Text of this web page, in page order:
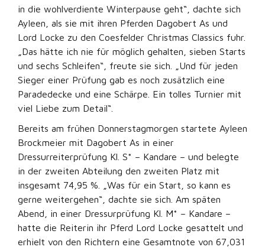
in die wohlverdiente Winterpause geht“, dachte sich
Ayleen, als sie mit ihren Pferden Dagobert As und
Lord Locke zu den Coesfelder Christmas Classics fuhr.
„Das hätte ich nie für möglich gehalten, sieben Starts
und sechs Schleifen“, freute sie sich. „Und für jeden
Sieger einer Prüfung gab es noch zusätzlich eine
Paradedecke und eine Schärpe. Ein tolles Turnier mit
viel Liebe zum Detail“.
Bereits am frühen Donnerstagmorgen startete Ayleen
Brockmeier mit Dagobert As in einer
Dressurreiterprüfung Kl. S* – Kandare – und belegte
in der zweiten Abteilung den zweiten Platz mit
insgesamt 74,95 %. „Was für ein Start, so kann es
gerne weitergehen“, dachte sie sich. Am späten
Abend, in einer Dressurprüfung Kl. M* – Kandare –
hatte die Reiterin ihr Pferd Lord Locke gesattelt und
erhielt von den Richtern eine Gesamtnote von 67,031